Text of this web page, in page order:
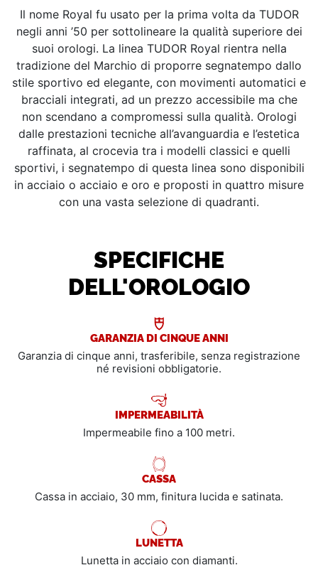
Il nome Royal fu usato per la prima volta da TUDOR
negli anni ’50 per sottolineare la qualità superiore dei
suoi orologi. La linea TUDOR Royal rientra nella
tradizione del Marchio di proporre segnatempo dallo
stile sportivo ed elegante, con movimenti automatici e
bracciali integrati, ad un prezzo accessibile ma che
non scendano a compromessi sulla qualità. Orologi
dalle prestazioni tecniche all’avanguardia e l’estetica
raffinata, al crocevia tra i modelli classici e quelli
sportivi, i segnatempo di questa linea sono disponibili
in acciaio o acciaio e oro e proposti in quattro misure
con una vasta selezione di quadranti.
SPECIFICHE
DELL'OROLOGIO
GARANZIA DI CINQUE ANNI
Garanzia di cinque anni, trasferibile, senza registrazione
né revisioni obbligatorie.
IMPERMEABILITÀ
Impermeabile fino a 100 metri.
CASSA
Cassa in acciaio, 30 mm, finitura lucida e satinata.
LUNETTA
Lunetta in acciaio con diamanti.